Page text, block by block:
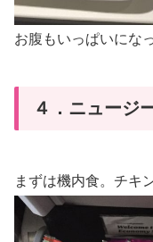
お腹もいっぱいにな
４．ニュージ
まずは機内食。チキ